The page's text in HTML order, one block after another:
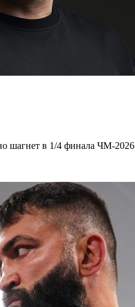
шагнет в 1/4 финала ЧМ-2026